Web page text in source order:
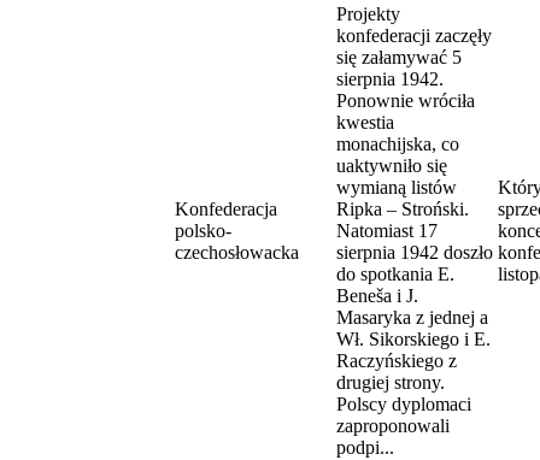
Konfederacja
polsko-
czechosłowacka
Projekty
konfederacji zaczęły
się załamywać 5
sierpnia 1942.
Ponownie wróciła
kwestia
monachijska, co
uaktywniło się
wymianą listów
Ripka – Stroński.
Natomiast 17
sierpnia 1942 doszło
do spotkania E.
Beneša i J.
Masaryka z jednej a
Wł. Sikorskiego i E.
Raczyńskiego z
drugiej strony.
Polscy dyplomaci
zaproponowali
podpi...